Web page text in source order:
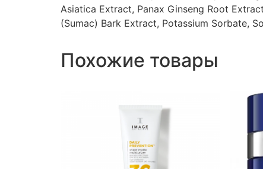
Asiatica Extract, Panax Ginseng Root
(Sumac) Bark Extract, Potassium Sorbate,
Похожие товары